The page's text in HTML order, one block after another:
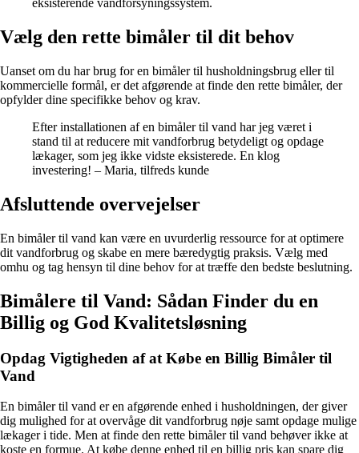
eksisterende vandforsyningssystem.
Vælg den rette bimåler til dit behov
Uanset om du har brug for en bimåler til husholdningsbrug eller til
kommercielle formål, er det afgørende at finde den rette bimåler, der
opfylder dine specifikke behov og krav.
Efter installationen af en bimåler til vand har jeg været i
stand til at reducere mit vandforbrug betydeligt og opdage
lækager, som jeg ikke vidste eksisterede. En klog
investering! – Maria, tilfreds kunde
Afsluttende overvejelser
En bimåler til vand kan være en uvurderlig ressource for at optimere
dit vandforbrug og skabe en mere bæredygtig praksis. Vælg med
omhu og tag hensyn til dine behov for at træffe den bedste beslutning.
Bimålere til Vand: Sådan Finder du en
Billig og God Kvalitetsløsning
Opdag Vigtigheden af at Købe en Billig Bimåler til
Vand
En bimåler til vand er en afgørende enhed i husholdningen, der giver
dig mulighed for at overvåge dit vandforbrug nøje samt opdage mulige
lækager i tide. Men at finde den rette bimåler til vand behøver ikke at
koste en formue. At købe denne enhed til en billig pris kan spare dig